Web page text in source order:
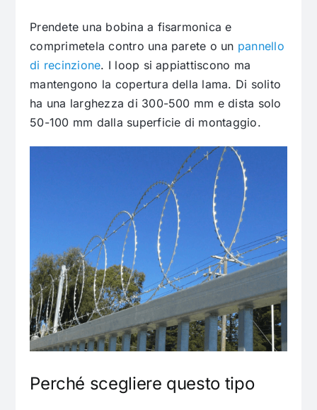
Prendete una bobina a fisarmonica e
comprimetela contro una parete o un pannello
di recinzione. I loop si appiattiscono ma
mantengono la copertura della lama. Di solito
ha una larghezza di 300-500 mm e dista solo
50-100 mm dalla superficie di montaggio.
Perché scegliere questo tipo